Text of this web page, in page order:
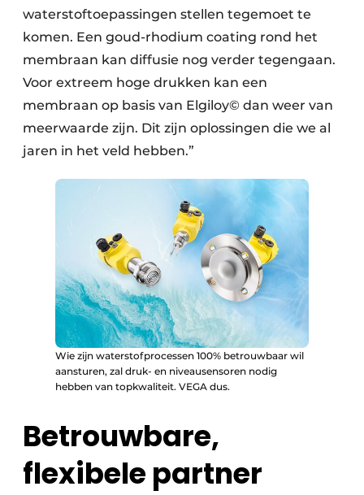
waterstoftoepassingen stellen tegemoet te
komen. Een goud-rhodium coating rond het
membraan kan diffusie nog verder tegengaan.
Voor extreem hoge drukken kan een
membraan op basis van Elgiloy© dan weer van
meerwaarde zijn. Dit zijn oplossingen die we al
jaren in het veld hebben.”
Wie zijn waterstofprocessen 100% betrouwbaar wil
aansturen, zal druk- en niveausensoren nodig
hebben van topkwaliteit. VEGA dus.
Betrouwbare,
flexibele partner